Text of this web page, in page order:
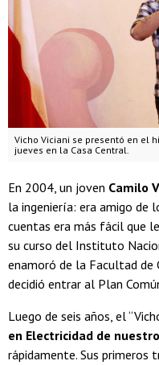
Vicho Viciani se presentó en el
jueves en la Casa Central.
En 2004, un joven Camilo
la ingeniería: era amigo de
cuentas era más fácil que
su curso del Instituto
enamoró de la Facultad de
decidió entrar al Plan
Luego de seis años, el
en Electricidad de
rápidamente. Sus primeros